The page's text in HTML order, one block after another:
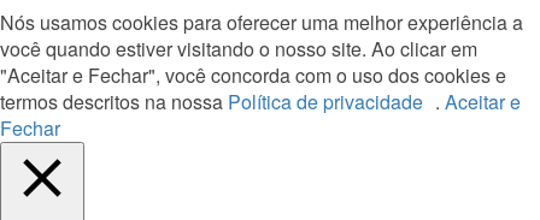
Nós usamos cookies para oferecer uma melhor experiência a
você quando estiver visitando o nosso site. Ao clicar em
"Aceitar e Fechar", você concorda com o uso dos cookies e
termos descritos na nossa Política de privacidade . Aceitar e
Fechar